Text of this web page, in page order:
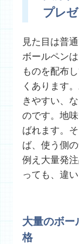
プレ
見た目は普
ボールペン
ものを配布
くあります
きやすい、
のです。地
ばれます。
ば、使う側
例え大量発
っても、違
大量のボー
格